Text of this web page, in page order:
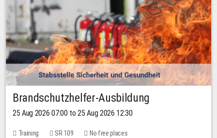
Brandschutzhelfer-Ausbildung
25 Aug 2026 07:00 to 25 Aug 2026 12:30
Training SR 109 No free places